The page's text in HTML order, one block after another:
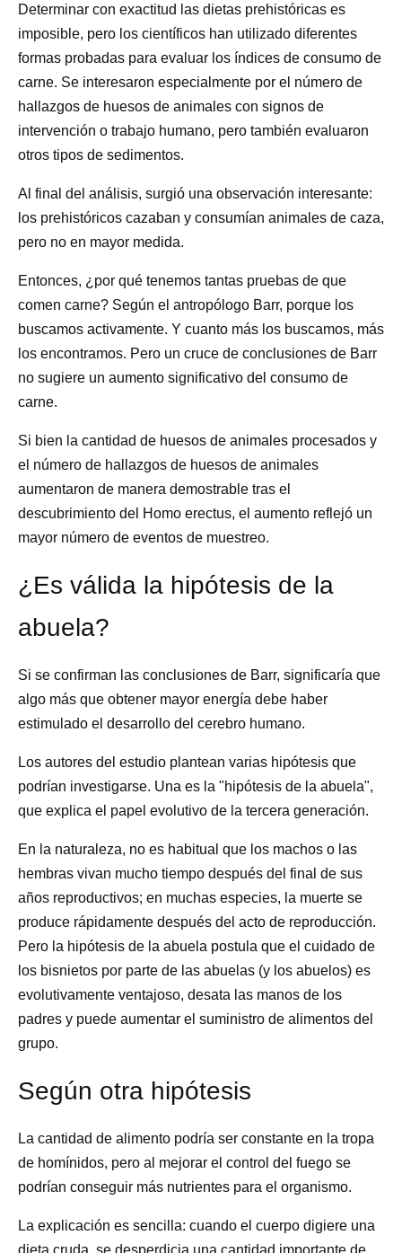
Determinar con exactitud las dietas prehistóricas es
imposible, pero los científicos han utilizado diferentes
formas probadas para evaluar los índices de consumo de
carne. Se interesaron especialmente por el número de
hallazgos de huesos de animales con signos de
intervención o trabajo humano, pero también evaluaron
otros tipos de sedimentos.
Al final del análisis, surgió una observación interesante:
los prehistóricos cazaban y consumían animales de caza,
pero no en mayor medida.
Entonces, ¿por qué tenemos tantas pruebas de que
comen carne? Según el antropólogo Barr, porque los
buscamos activamente. Y cuanto más los buscamos, más
los encontramos. Pero un cruce de conclusiones de Barr
no sugiere un aumento significativo del consumo de
carne.
Si bien la cantidad de huesos de animales procesados y
el número de hallazgos de huesos de animales
aumentaron de manera demostrable tras el
descubrimiento del Homo erectus, el aumento reflejó un
mayor número de eventos de muestreo.
¿Es válida la hipótesis de la
abuela?
Si se confirman las conclusiones de Barr, significaría que
algo más que obtener mayor energía debe haber
estimulado el desarrollo del cerebro humano.
Los autores del estudio plantean varias hipótesis que
podrían investigarse. Una es la "hipótesis de la abuela",
que explica el papel evolutivo de la tercera generación.
En la naturaleza, no es habitual que los machos o las
hembras vivan mucho tiempo después del final de sus
años reproductivos; en muchas especies, la muerte se
produce rápidamente después del acto de reproducción.
Pero la hipótesis de la abuela postula que el cuidado de
los bisnietos por parte de las abuelas (y los abuelos) es
evolutivamente ventajoso, desata las manos de los
padres y puede aumentar el suministro de alimentos del
grupo.
Según otra hipótesis
La cantidad de alimento podría ser constante en la tropa
de homínidos, pero al mejorar el control del fuego se
podrían conseguir más nutrientes para el organismo.
La explicación es sencilla: cuando el cuerpo digiere una
dieta cruda, se desperdicia una cantidad importante de